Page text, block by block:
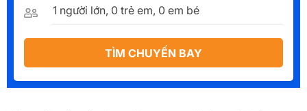
TÌM CHUYẾN BAY